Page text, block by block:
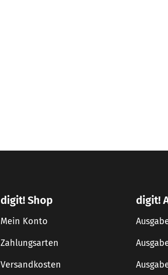
digit! Shop
Mein Konto
Zahlungsarten
Versandkosten
digit!